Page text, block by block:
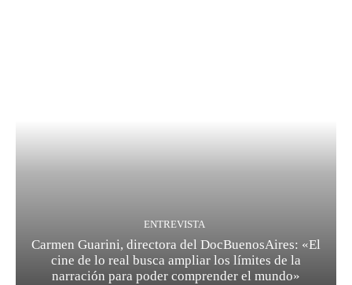
ENTREVISTA
Carmen Guarini, directora del DocBuenosAires: «El
cine de lo real busca ampliar los límites de la
narración para poder comprender el mundo»